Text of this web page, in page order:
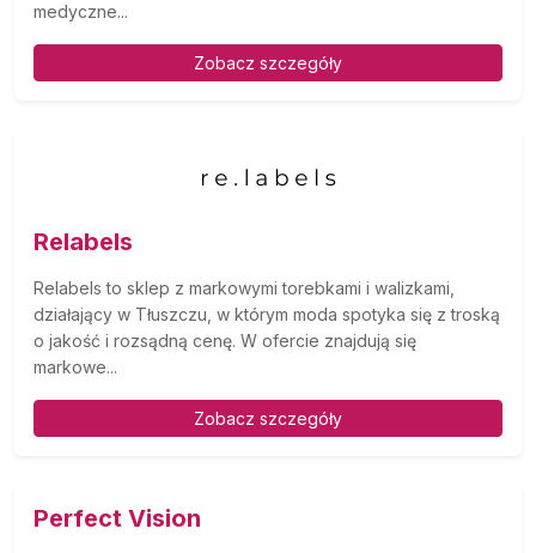
medyczne...
Zobacz szczegóły
Relabels
Relabels to sklep z markowymi torebkami i walizkami,
działający w Tłuszczu, w którym moda spotyka się z troską
o jakość i rozsądną cenę. W ofercie znajdują się
markowe...
Zobacz szczegóły
Perfect Vision